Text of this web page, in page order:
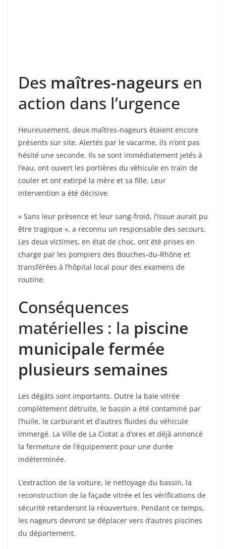
Des maîtres-nageurs en
action dans l’urgence
Heureusement, deux maîtres-nageurs étaient encore
présents sur site. Alertés par le vacarme, ils n’ont pas
hésité une seconde. Ils se sont immédiatement jetés à
l’eau, ont ouvert les portières du véhicule en train de
couler et ont extirpé la mère et sa fille. Leur
intervention a été décisive.
« Sans leur présence et leur sang-froid, l’issue aurait pu
être tragique », a reconnu un responsable des secours.
Les deux victimes, en état de choc, ont été prises en
charge par les pompiers des Bouches-du-Rhône et
transférées à l’hôpital local pour des examens de
routine.
Conséquences
matérielles : la piscine
municipale fermée
plusieurs semaines
Les dégâts sont importants. Outre la baie vitrée
complètement détruite, le bassin a été contaminé par
l’huile, le carburant et d’autres fluides du véhicule
immergé. La Ville de La Ciotat a d’ores et déjà annoncé
la fermeture de l’équipement pour une durée
indéterminée.
L’extraction de la voiture, le nettoyage du bassin, la
reconstruction de la façade vitrée et les vérifications de
sécurité retarderont la réouverture. Pendant ce temps,
les nageurs devront se déplacer vers d’autres piscines
du département.